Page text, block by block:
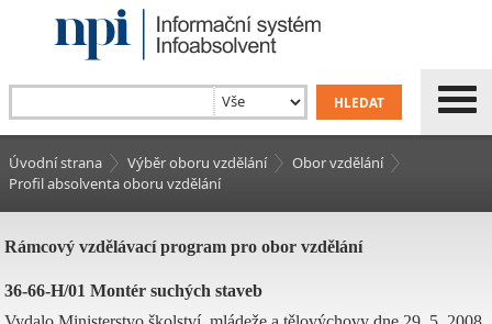
Úvodní strana Výběr oboru vzdělání
Obor vzdělání
Profil absolventa oboru vzdělání
Rámcový vzdělávací program pro obor vzdělání
36-66-H/01 Montér suchých staveb